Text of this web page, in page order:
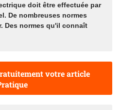
doit être effectuée par
De nombreuses normes
Des normes qu'il connaît
votre article